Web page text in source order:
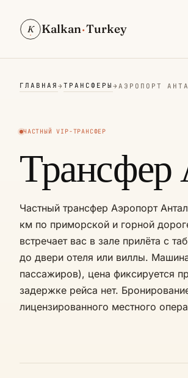
K Kalkan·Turkey
ГЛАВНАЯ → ТРАНСФЕРЫ → АЭРОПОРТ
ЧАСТНЫЙ VIP-ТРАНСФЕР
Трансфер
Частный трансфер Аэропорт
км по приморской и горной
встречает вас в зале прилёта с
до двери отеля или виллы.
пассажиров), цена фиксируется
задержке рейса нет.
лицензированного местного